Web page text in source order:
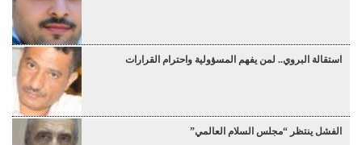
استقالة البروي.. لمن يفهم المسؤولية واحترام القرارات
الفشل ينتظر “مجلس السلام العالمي”